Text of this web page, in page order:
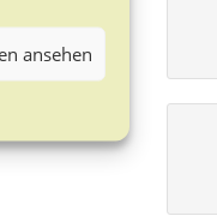
ansehen